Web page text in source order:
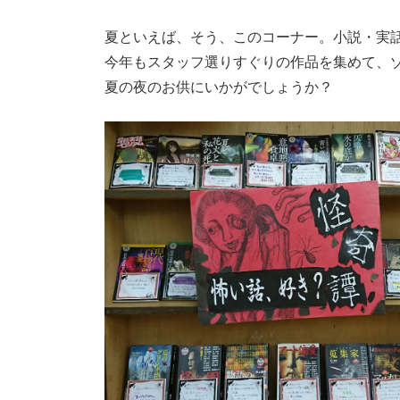
夏といえば、そう、このコーナー。小説・
今年もスタッフ選りすぐりの作品を集めて、
夏の夜のお供にいかがでしょうか？